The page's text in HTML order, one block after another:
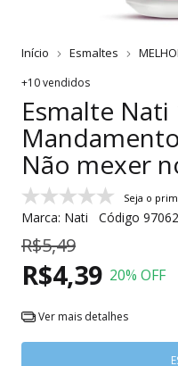
Início Esmaltes
+10 vendidos
Esmalte Nati
Não mexer
Seja o
Marca: Nati Código
R$5,49
R$4,39 20% OFF
Ver mais detalhes